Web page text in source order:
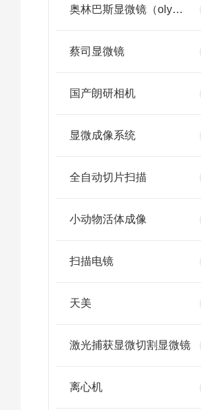
奥林巴斯显微镜（olympus）
蔡司显微镜
国产朗研相机
显微成像系统
全自动切片扫描
小动物活体成像
扫描电镜
天美
激光捕获显微切割显微镜
离心机